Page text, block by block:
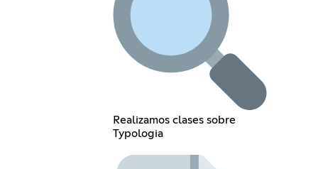
Realizamos clases sobre
Typologia